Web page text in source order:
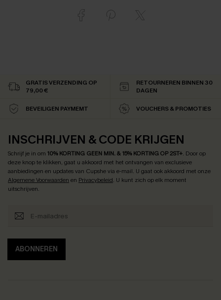
GRATIS VERZENDING OP
79,00 €
RETOURNEREN BINNEN 30
DAGEN
BEVEILIGEN PAYMEMT VOUCHERS & PROMOTIES
INSCHRIJVEN & CODE KRIJGEN
Schrijf je in om 10% KORTING GEEN MIN. & 15% KORTING OP 2ST+. Door op
deze knop te klikken, gaat u akkoord met het ontvangen van exclusieve
aanbiedingen en updates van Cupshe via e-mail. U gaat ook akkoord met onze
Algemene Voorwaarden en Privacybeleid. U kunt zich op elk moment
uitschrijven.
ABONNEREN